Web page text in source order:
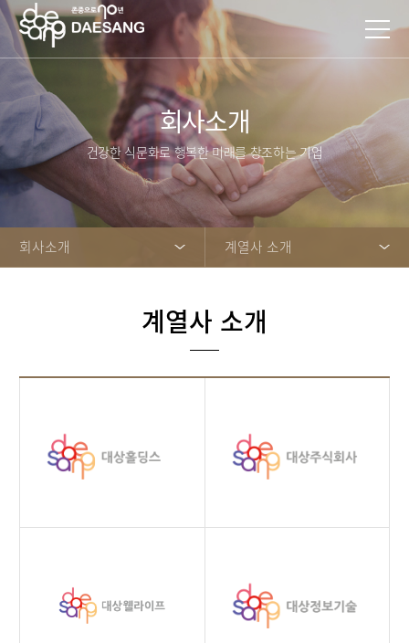
회사소개
건강한 식문화로 행복한 미래를 창조하는 기업
회사소개 계열사 소개
계열사 소개